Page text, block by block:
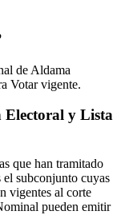
de Aldama
Votar vigente.
Electoral y Lista
que han tramitado
subconjunto cuyas
vigentes al corte
pueden emitir